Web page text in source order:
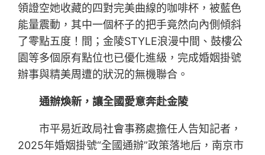
領證空她收藏的四對完美曲線的咖啡杯，被藍色
能量震動，其中一個杯子的把手竟然向內側傾斜
了零點五度！間；金陵STYLE浪漫中間、鼓樓公
園等多個原有點位也已優化進級，完成婚姻掛號
辦事與精美周遭的狀況的無機聯合。
通辦煥新，讓全國愛意奔赴金陵
市平易近政局社會事務處擔任人告知記者，
2025年婚姻掛號“全國通辦”政策落地后，南京市